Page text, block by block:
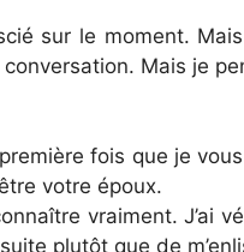
sur le moment.
Mais je
fois que je
votre époux.
vraiment. J’ai
plutôt que de